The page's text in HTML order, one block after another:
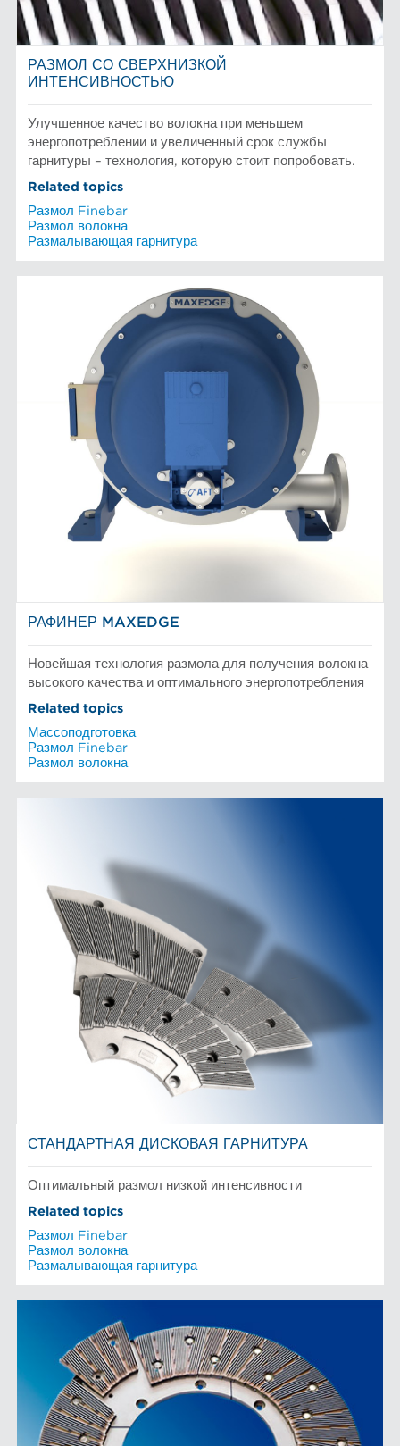
РАЗМОЛ СО СВЕРХНИЗКОЙ
ИНТЕНСИВНОСТЬЮ
Улучшенное качество волокна при меньшем
энергопотреблении и увеличенный срок службы
гарнитуры – технология, которую стоит попробовать.
Related topics
Размол Finebar
Размол волокна
Размалывающая гарнитура
РАФИНЕР MAXEDGE
Новейшая технология размола для получения волокна
высокого качества и оптимального энергопотребления
Related topics
Массоподготовка
Размол Finebar
Размол волокна
СТАНДАРТНАЯ ДИСКОВАЯ ГАРНИТУРА
Оптимальный размол низкой интенсивности
Related topics
Размол Finebar
Размол волокна
Размалывающая гарнитура